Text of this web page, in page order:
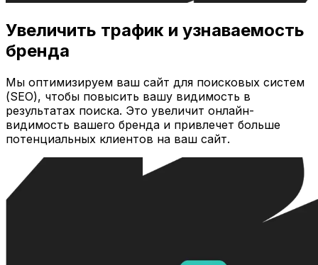
Увеличить трафик и узнаваемость
бренда
Мы оптимизируем ваш сайт для поисковых систем
(SEO), чтобы повысить вашу видимость в
результатах поиска. Это увеличит онлайн-
видимость вашего бренда и привлечет больше
потенциальных клиентов на ваш сайт.